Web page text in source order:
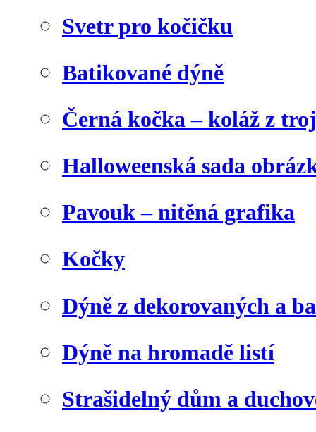
Svetr pro kočičku
Batikované dýně
Černá kočka – koláž z
Halloweenská sada
Pavouk – nitěná grafika
Kočky
Dýně z dekorovaných a
Dýně na hromadě listí
Strašidelný dům a